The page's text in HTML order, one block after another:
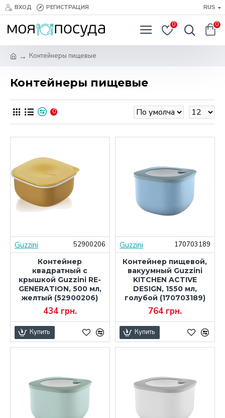
ВХОД РЕГИСТРАЦИЯ RUS
0 0
Контейнеры пищевые
Контейнеры пищевые
0
Guzzini
52900206
Контейнер
квадратный с
крышкой Guzzini RE-
GENERATION, 500 мл,
желтый (52900206)
434 грн.
Купить
Guzzini
170703189
Контейнер пищевой,
вакуумный Guzzini
KITCHEN ACTIVE
DESIGN, 1550 мл,
голубой (170703189)
764 грн.
Купить